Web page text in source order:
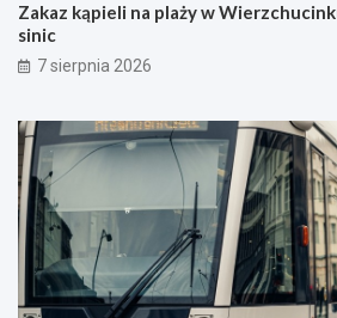
Zakaz kąpieli na plaży w
sinic
7 sierpnia 2026